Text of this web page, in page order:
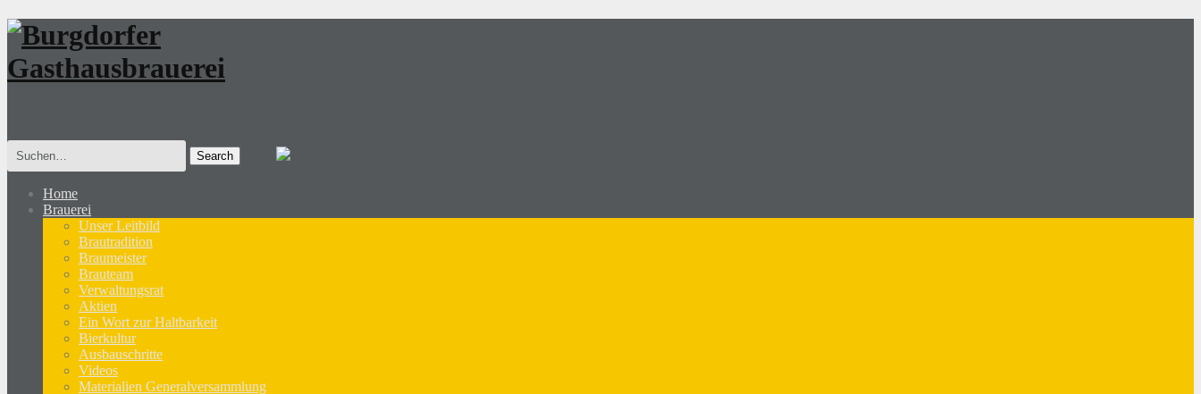
Search
for:
Home
Brauerei
Unser Leitbild
Brautradition
Braumeister
Brauteam
Verwaltungsrat
Aktien
Ein Wort zur Haltbarkeit
Bierkultur
Ausbauschritte
Videos
Materialien Generalversammlung